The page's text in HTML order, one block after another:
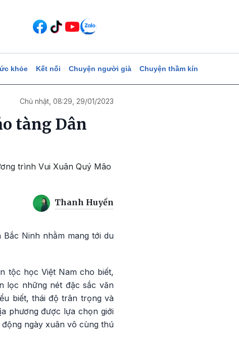
khỏe Kết nối Chuyện người già Chuyện thầm kín
Chủ nhật, 08:29, 29/01/2023
tàng Dân
trình Vui Xuân Quý Mão
Thanh Huyền
Ninh nhằm mang tới du
tộc học Việt Nam cho biết,
lọc những nét đặc sắc văn
biết, thái độ trân trọng và
phương được lựa chọn giới
ngày xuân vô cùng thú